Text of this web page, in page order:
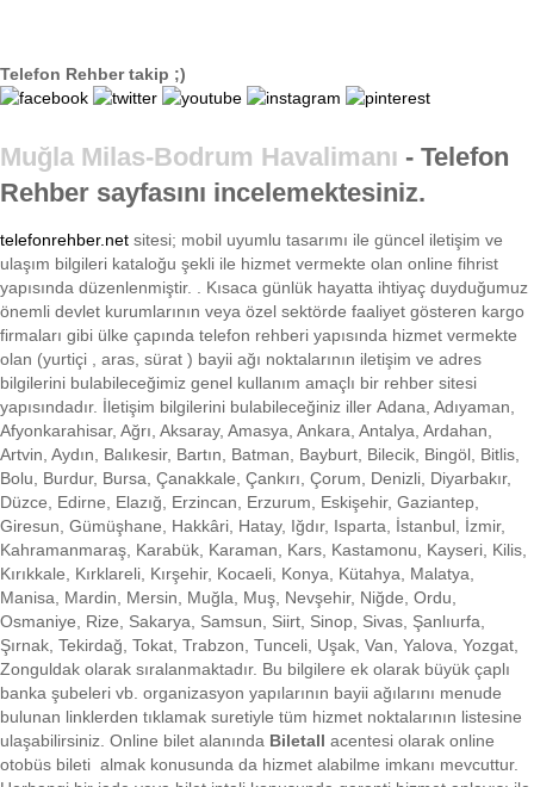
Telefon Rehber takip ;)
Muğla Milas-Bodrum Havalimanı - Telefon
Rehber sayfasını incelemektesiniz.
telefonrehber.net sitesi; mobil uyumlu tasarımı ile güncel iletişim ve
ulaşım bilgileri kataloğu şekli ile hizmet vermekte olan online fihrist
yapısında düzenlenmiştir. . Kısaca günlük hayatta ihtiyaç duyduğumuz
önemli devlet kurumlarının veya özel sektörde faaliyet gösteren kargo
firmaları gibi ülke çapında telefon rehberi yapısında hizmet vermekte
olan (yurtiçi , aras, sürat ) bayii ağı noktalarının iletişim ve adres
bilgilerini bulabileceğimiz genel kullanım amaçlı bir rehber sitesi
yapısındadır. İletişim bilgilerini bulabileceğiniz iller Adana, Adıyaman,
Afyonkarahisar, Ağrı, Aksaray, Amasya, Ankara, Antalya, Ardahan,
Artvin, Aydın, Balıkesir, Bartın, Batman, Bayburt, Bilecik, Bingöl, Bitlis,
Bolu, Burdur, Bursa, Çanakkale, Çankırı, Çorum, Denizli, Diyarbakır,
Düzce, Edirne, Elazığ, Erzincan, Erzurum, Eskişehir, Gaziantep,
Giresun, Gümüşhane, Hakkâri, Hatay, Iğdır, Isparta, İstanbul, İzmir,
Kahramanmaraş, Karabük, Karaman, Kars, Kastamonu, Kayseri, Kilis,
Kırıkkale, Kırklareli, Kırşehir, Kocaeli, Konya, Kütahya, Malatya,
Manisa, Mardin, Mersin, Muğla, Muş, Nevşehir, Niğde, Ordu,
Osmaniye, Rize, Sakarya, Samsun, Siirt, Sinop, Sivas, Şanlıurfa,
Şırnak, Tekirdağ, Tokat, Trabzon, Tunceli, Uşak, Van, Yalova, Yozgat,
Zonguldak olarak sıralanmaktadır. Bu bilgilere ek olarak büyük çaplı
banka şubeleri vb. organizasyon yapılarının bayii ağılarını menude
bulunan linklerden tıklamak suretiyle tüm hizmet noktalarının listesine
ulaşabilirsiniz. Online bilet alanında Biletall acentesi olarak online
otobüs bileti almak konusunda da hizmet alabilme imkanı mevcuttur.